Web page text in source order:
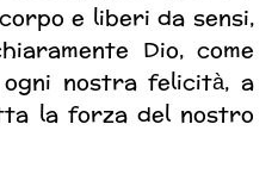
e liberi da sensi,
Dio, come
nostra felicità, a
la forza del nostro